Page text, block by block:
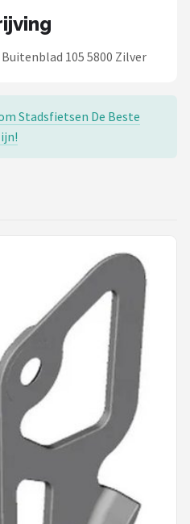
105 5800 Zilver
Stadsfietsen De Beste